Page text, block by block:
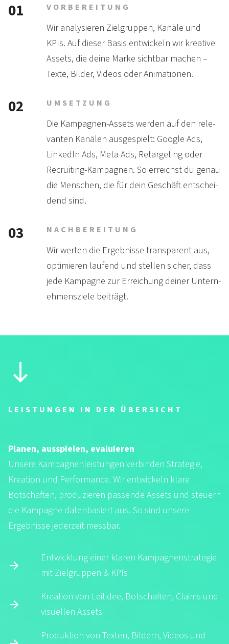
01 VORBEREITUNG
Wir analysieren Ziel­gruppen, Kanäle und
KPIs. Auf dieser Basis ent­wickeln wir krea­tive
Assets, die deine Marke sicht­bar machen –
Texte, Bilder, Videos oder Animationen.
02 UMSETZUNG
Die Kampagnen-Assets werden auf den rele­
vanten Kanälen ausge­spielt: Google Ads,
LinkedIn Ads, Meta Ads, Retar­geting oder
Recruiting-Kam­pagnen. So er­reichst du genau
die Men­schen, die für dein Ge­schäft entschei­
dend sind.
03 NACHBEREITUNG
Wir werten die Ergeb­nisse trans­parent aus,
opti­mieren lau­fend und stellen sicher, dass
jede Kam­pagne zur Er­reichung deiner Untern­
ehmens­ziele beiträgt.
LEISTUNGEN IN DER ÜBERSICHT
Planen, ausspielen, evaluieren
Unsere Kampagnenleistungen verbinden Strategie,
Kreation und Performance. Wir entwickeln klare
Botschaften, produzieren passende Assets und steuern
die Kampagne datenbasiert aus. So sind unsere
Ergebnisse jederzeit messbar.
Entwicklung einer klaren Kampagnenstrategie
mit Zielgruppen & KPIs
Kreation von Leitidee, Botschaften, Claims und
visuellen Assets
Produktion von Texten, Bildern, Videos und